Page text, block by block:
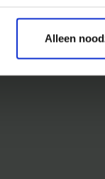
Alleen